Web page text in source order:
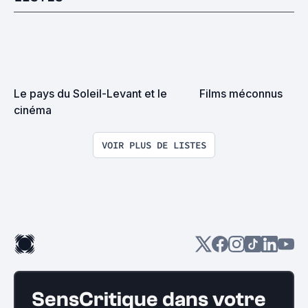
Le pays du Soleil-Levant et le
cinéma
Films méconnus
VOIR PLUS DE LISTES
SensCritique dans votre